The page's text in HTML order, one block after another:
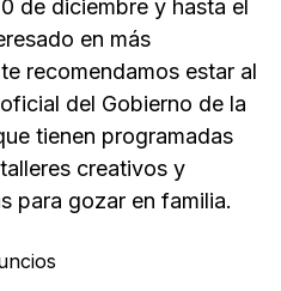
de diciembre y hasta el
en más
recomendamos estar al
del Gobierno de la
tienen programadas
creativos y
para gozar en familia.